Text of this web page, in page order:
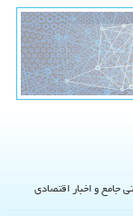
جامع و اخبار اقتصادی